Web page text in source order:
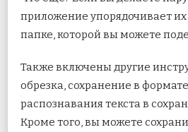
приложение упорядочивает
папке, которой вы можете
Также включены другие
обрезка, сохранение в формате
распознавания текста в
Кроме того, вы можете